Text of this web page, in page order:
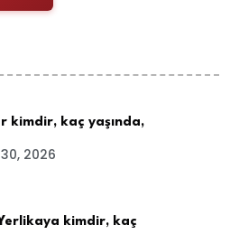
kimdir, kaç yaşında,
2026
kimdir, kaç